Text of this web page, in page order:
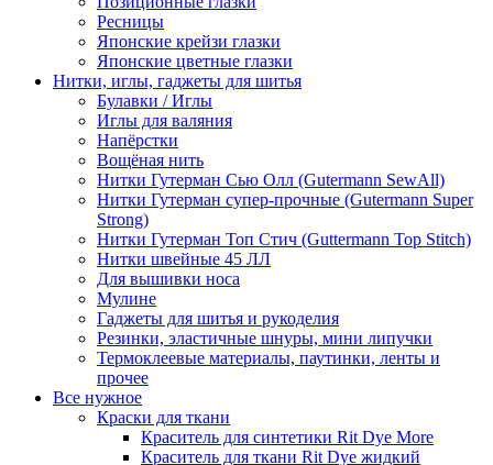
Ресницы
Японские крейзи глазки
Японские цветные глазки
Нитки, иглы, гаджеты для шитья
Булавки / Иглы
Иглы для валяния
Напёрстки
Вощёная нить
Нитки Гутерман Сью Олл (Gutermann SewAll)
Нитки Гутерман супер-прочные (Gutermann Super
Strong)
Нитки Гутерман Топ Стич (Guttermann Top Stitch)
Нитки швейные 45 ЛЛ
Для вышивки носа
Мулине
Гаджеты для шитья и рукоделия
Резинки, эластичные шнуры, мини липучки
Термоклеевые материалы, паутинки, ленты и
прочее
Все нужное
Краски для ткани
Краситель для синтетики Rit Dye More
Краситель для ткани Rit Dye жидкий